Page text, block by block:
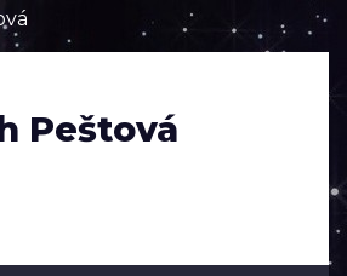
Peštová